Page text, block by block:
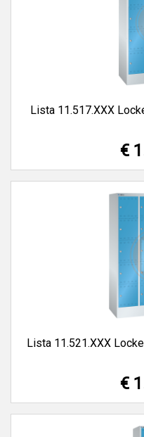
Lista 11.517.XXX
€
Lista 11.521.XXX
€